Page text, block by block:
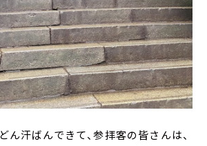
ん汗ばんできて、参拝客の皆さんは、